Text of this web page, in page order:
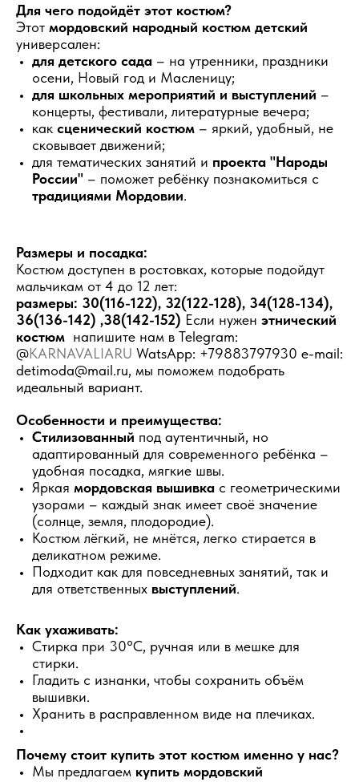
Для чего подойдёт этот костюм?
Этот мордовский народный костюм детский
универсален:
для детского сада – на утренники, праздники
осени, Новый год и Масленицу;
для школьных мероприятий и выступлений –
концерты, фестивали, литературные вечера;
как сценический костюм – яркий, удобный, не
сковывает движений;
для тематических занятий и проекта "Народы
России" – поможет ребёнку познакомиться с
традициями Мордовии.
Размеры и посадка:
Костюм доступен в ростовках, которые подойдут
мальчикам от 4 до 12 лет:
размеры: 30(116-122), 32(122-128), 34(128-134),
36(136-142) ,38(142-152) Если нужен этнический
костюм напишите нам в Telegram:
@KARNAVALIARU WatsApp: +79883797930 e-mail:
detimoda@mail.ru, мы поможем подобрать
идеальный вариант.
Особенности и преимущества:
Стилизованный под аутентичный, но
адаптированный для современного ребёнка –
удобная посадка, мягкие швы.
Яркая мордовская вышивка с геометрическими
узорами – каждый знак имеет своё значение
(солнце, земля, плодородие).
Костюм лёгкий, не мнётся, легко стирается в
деликатном режиме.
Подходит как для повседневных занятий, так и
для ответственных выступлений.
Как ухаживать:
Стирка при 30°C, ручная или в мешке для
стирки.
Гладить с изнанки, чтобы сохранить объём
вышивки.
Хранить в расправленном виде на плечиках.
Почему стоит купить этот костюм именно у нас?
Мы предлагаем купить мордовский